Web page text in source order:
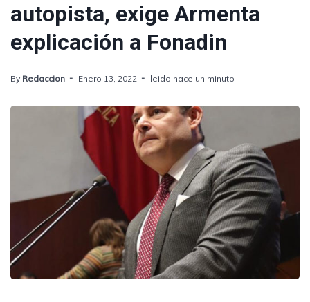
autopista, exige Armenta
explicación a Fonadin
By Redaccion Enero 13, 2022 leido hace un minuto